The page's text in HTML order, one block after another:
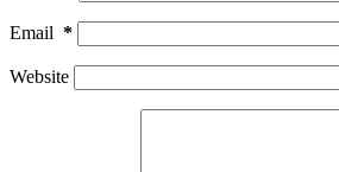
Email *
Website